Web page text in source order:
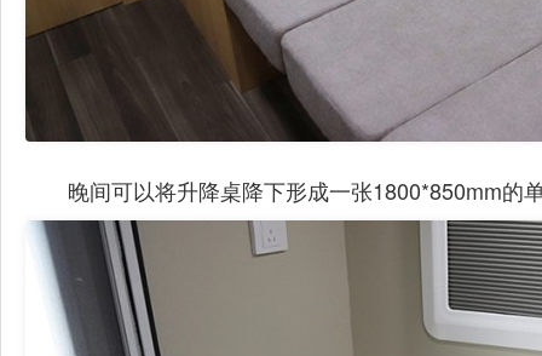
晚间可以将升降桌降下形成一张1800*850mm的